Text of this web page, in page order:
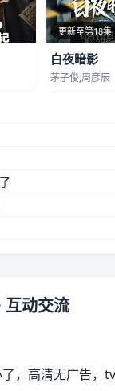
更新至第18集
白夜暗影
茅子俊,周彦辰
互动交流
，高清无广告，